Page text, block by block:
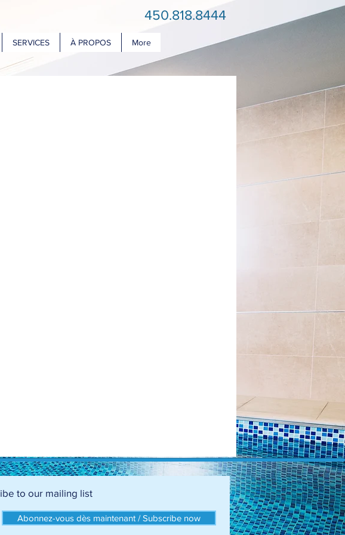
450.818.8444
SERVICES À PROPOS More
to our mailing list
Abonnez-vous dès maintenant / Subscribe now